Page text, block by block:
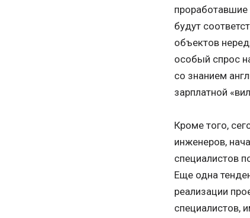
проработавшие
будут
объектов
особый спрос
со знанием
зарплатной
Кроме того,
инженеров,
специалистов
Еще одна
реализации
специалистов,